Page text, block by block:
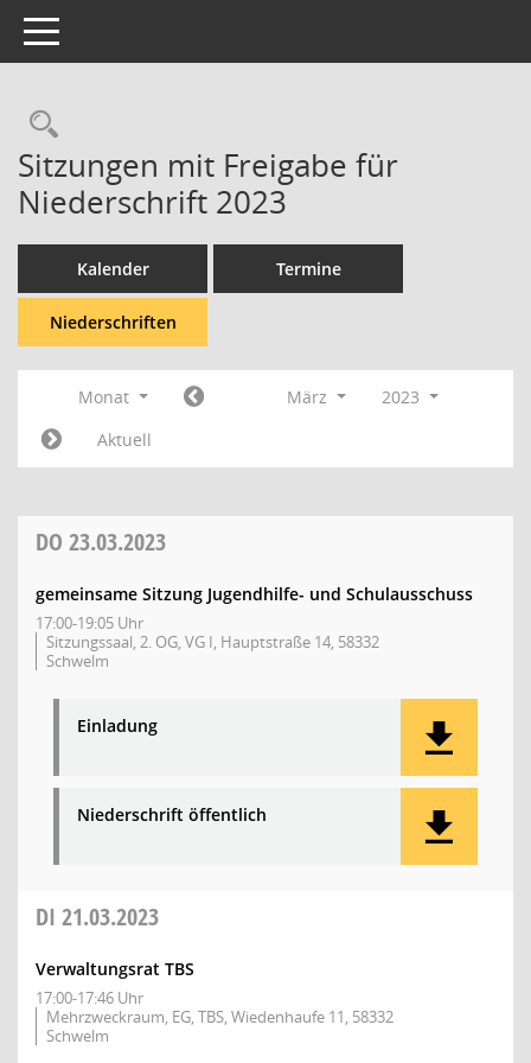
Toggle navigation
Rechercheauswahl
Sitzungen mit Freigabe für
Niederschrift 2023
Kalender Termine
Niederschriften
Monat März
2023
Aktuell
DO 23.03.2023
gemeinsame Sitzung Jugendhilfe- und Schulausschuss
17:00-19:05 Uhr
Sitzungssaal, 2. OG, VG I, Hauptstraße 14, 58332
Schwelm
Einladung
Niederschrift öffentlich
DI 21.03.2023
Verwaltungsrat TBS
17:00-17:46 Uhr
Mehrzweckraum, EG, TBS, Wiedenhaufe 11, 58332
Schwelm